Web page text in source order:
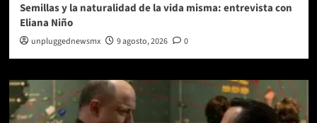
Semillas y la naturalidad de la vida misma: entrevista con
Eliana Niño
unpluggednewsmx 9 agosto, 2026 0